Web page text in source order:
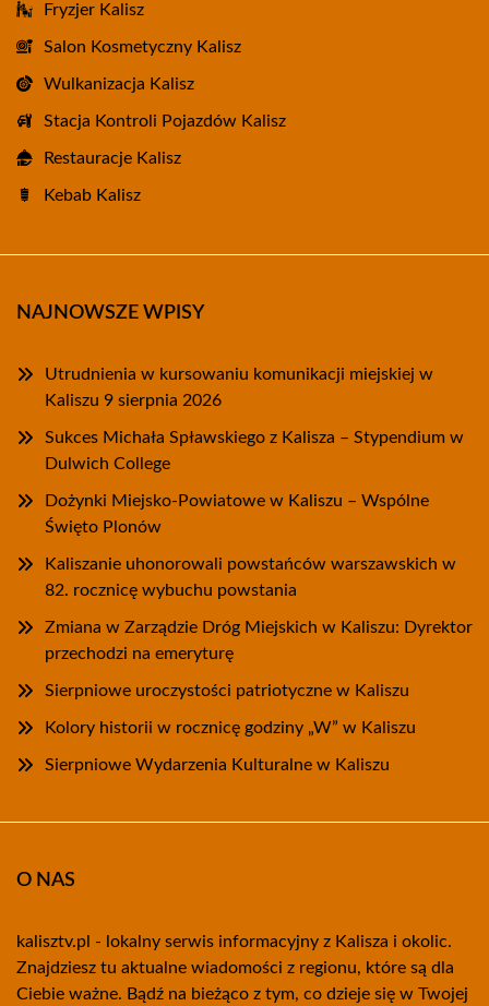
Fryzjer Kalisz
Salon Kosmetyczny Kalisz
Wulkanizacja Kalisz
Stacja Kontroli Pojazdów Kalisz
Restauracje Kalisz
Kebab Kalisz
NAJNOWSZE WPISY
Utrudnienia w kursowaniu komunikacji miejskiej w
Kaliszu 9 sierpnia 2026
Sukces Michała Spławskiego z Kalisza – Stypendium w
Dulwich College
Dożynki Miejsko-Powiatowe w Kaliszu – Wspólne
Święto Plonów
Kaliszanie uhonorowali powstańców warszawskich w
82. rocznicę wybuchu powstania
Zmiana w Zarządzie Dróg Miejskich w Kaliszu: Dyrektor
przechodzi na emeryturę
Sierpniowe uroczystości patriotyczne w Kaliszu
Kolory historii w rocznicę godziny „W” w Kaliszu
Sierpniowe Wydarzenia Kulturalne w Kaliszu
O NAS
kalisztv.pl - lokalny serwis informacyjny z Kalisza i okolic.
Znajdziesz tu aktualne wiadomości z regionu, które są dla
Ciebie ważne. Bądź na bieżąco z tym, co dzieje się w Twojej